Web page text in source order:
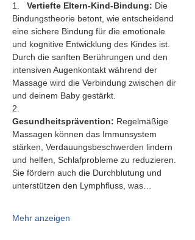
1. Vertiefte Eltern-Kind-Bindung: Die
Bindungstheorie betont, wie entscheidend
eine sichere Bindung für die emotionale
und kognitive Entwicklung des Kindes ist.
Durch die sanften Berührungen und den
intensiven Augenkontakt während der
Massage wird die Verbindung zwischen dir
und deinem Baby gestärkt.
2.
Gesundheitsprävention: Regelmäßige
Massagen können das Immunsystem
stärken, Verdauungsbeschwerden lindern
und helfen, Schlafprobleme zu reduzieren.
Sie fördern auch die Durchblutung und
unterstützen den Lymphfluss, was…
Mehr anzeigen